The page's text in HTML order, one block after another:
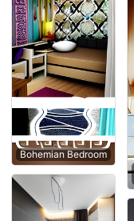
Bohemian Bedroom